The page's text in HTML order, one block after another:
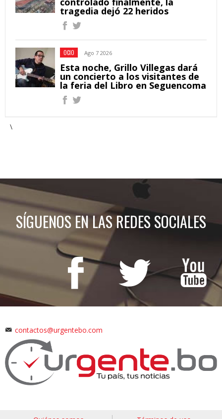
tragedia dejó 22 heridos
OCIO Ago 7 2026
Esta noche, Grillo Villegas dará
un concierto a los visitantes de
la feria del Libro en Seguencoma
\
SÍGUENOS EN LAS REDES SOCIALES
contactos@urgentebo.com